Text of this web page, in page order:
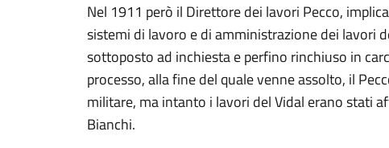
Nel 1911 però il Direttore dei lavori Pecco,
sistemi di lavoro e di amministrazione dei lavori
sottoposto ad inchiesta e perfino rinchiuso in
processo, alla fine del quale venne assolto, il
militare, ma intanto i lavori del Vidal erano stati
Bianchi.